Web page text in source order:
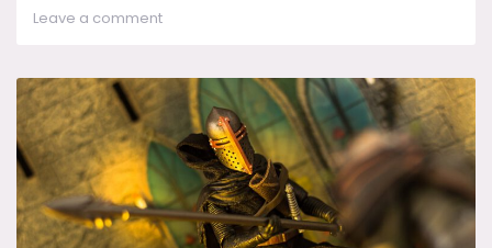
Leave a commenton
Der
sich
den
Wolf
unterrichtet